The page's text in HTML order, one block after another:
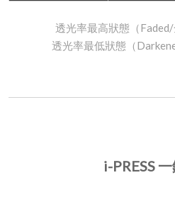
透光率最高狀態（
透光率最低狀態（
i-PRESS